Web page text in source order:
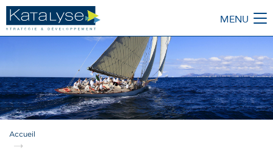
MENU
Accueil